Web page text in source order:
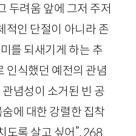
두려움 앞에 그저 주저
적인 단절이 아니라 존
를 되새기게 하는 추
인식했던 예전의 관념
념성이 소거된 빈 공
에 대한 강렬한 집착
록 살고 싶어”,268